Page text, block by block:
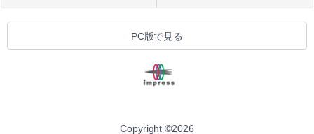
PC版で見る
Copyright ©2026